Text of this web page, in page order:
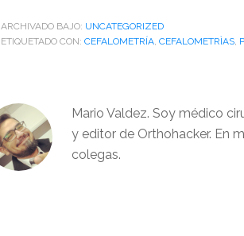
ARCHIVADO BAJO: UNCATEGORIZED
ETIQUETADO CON: CEFALOMETRÍA, CEFALOMETRÌAS,
Mario Valdez. Soy médico
y editor de Orthohacker. En
colegas.